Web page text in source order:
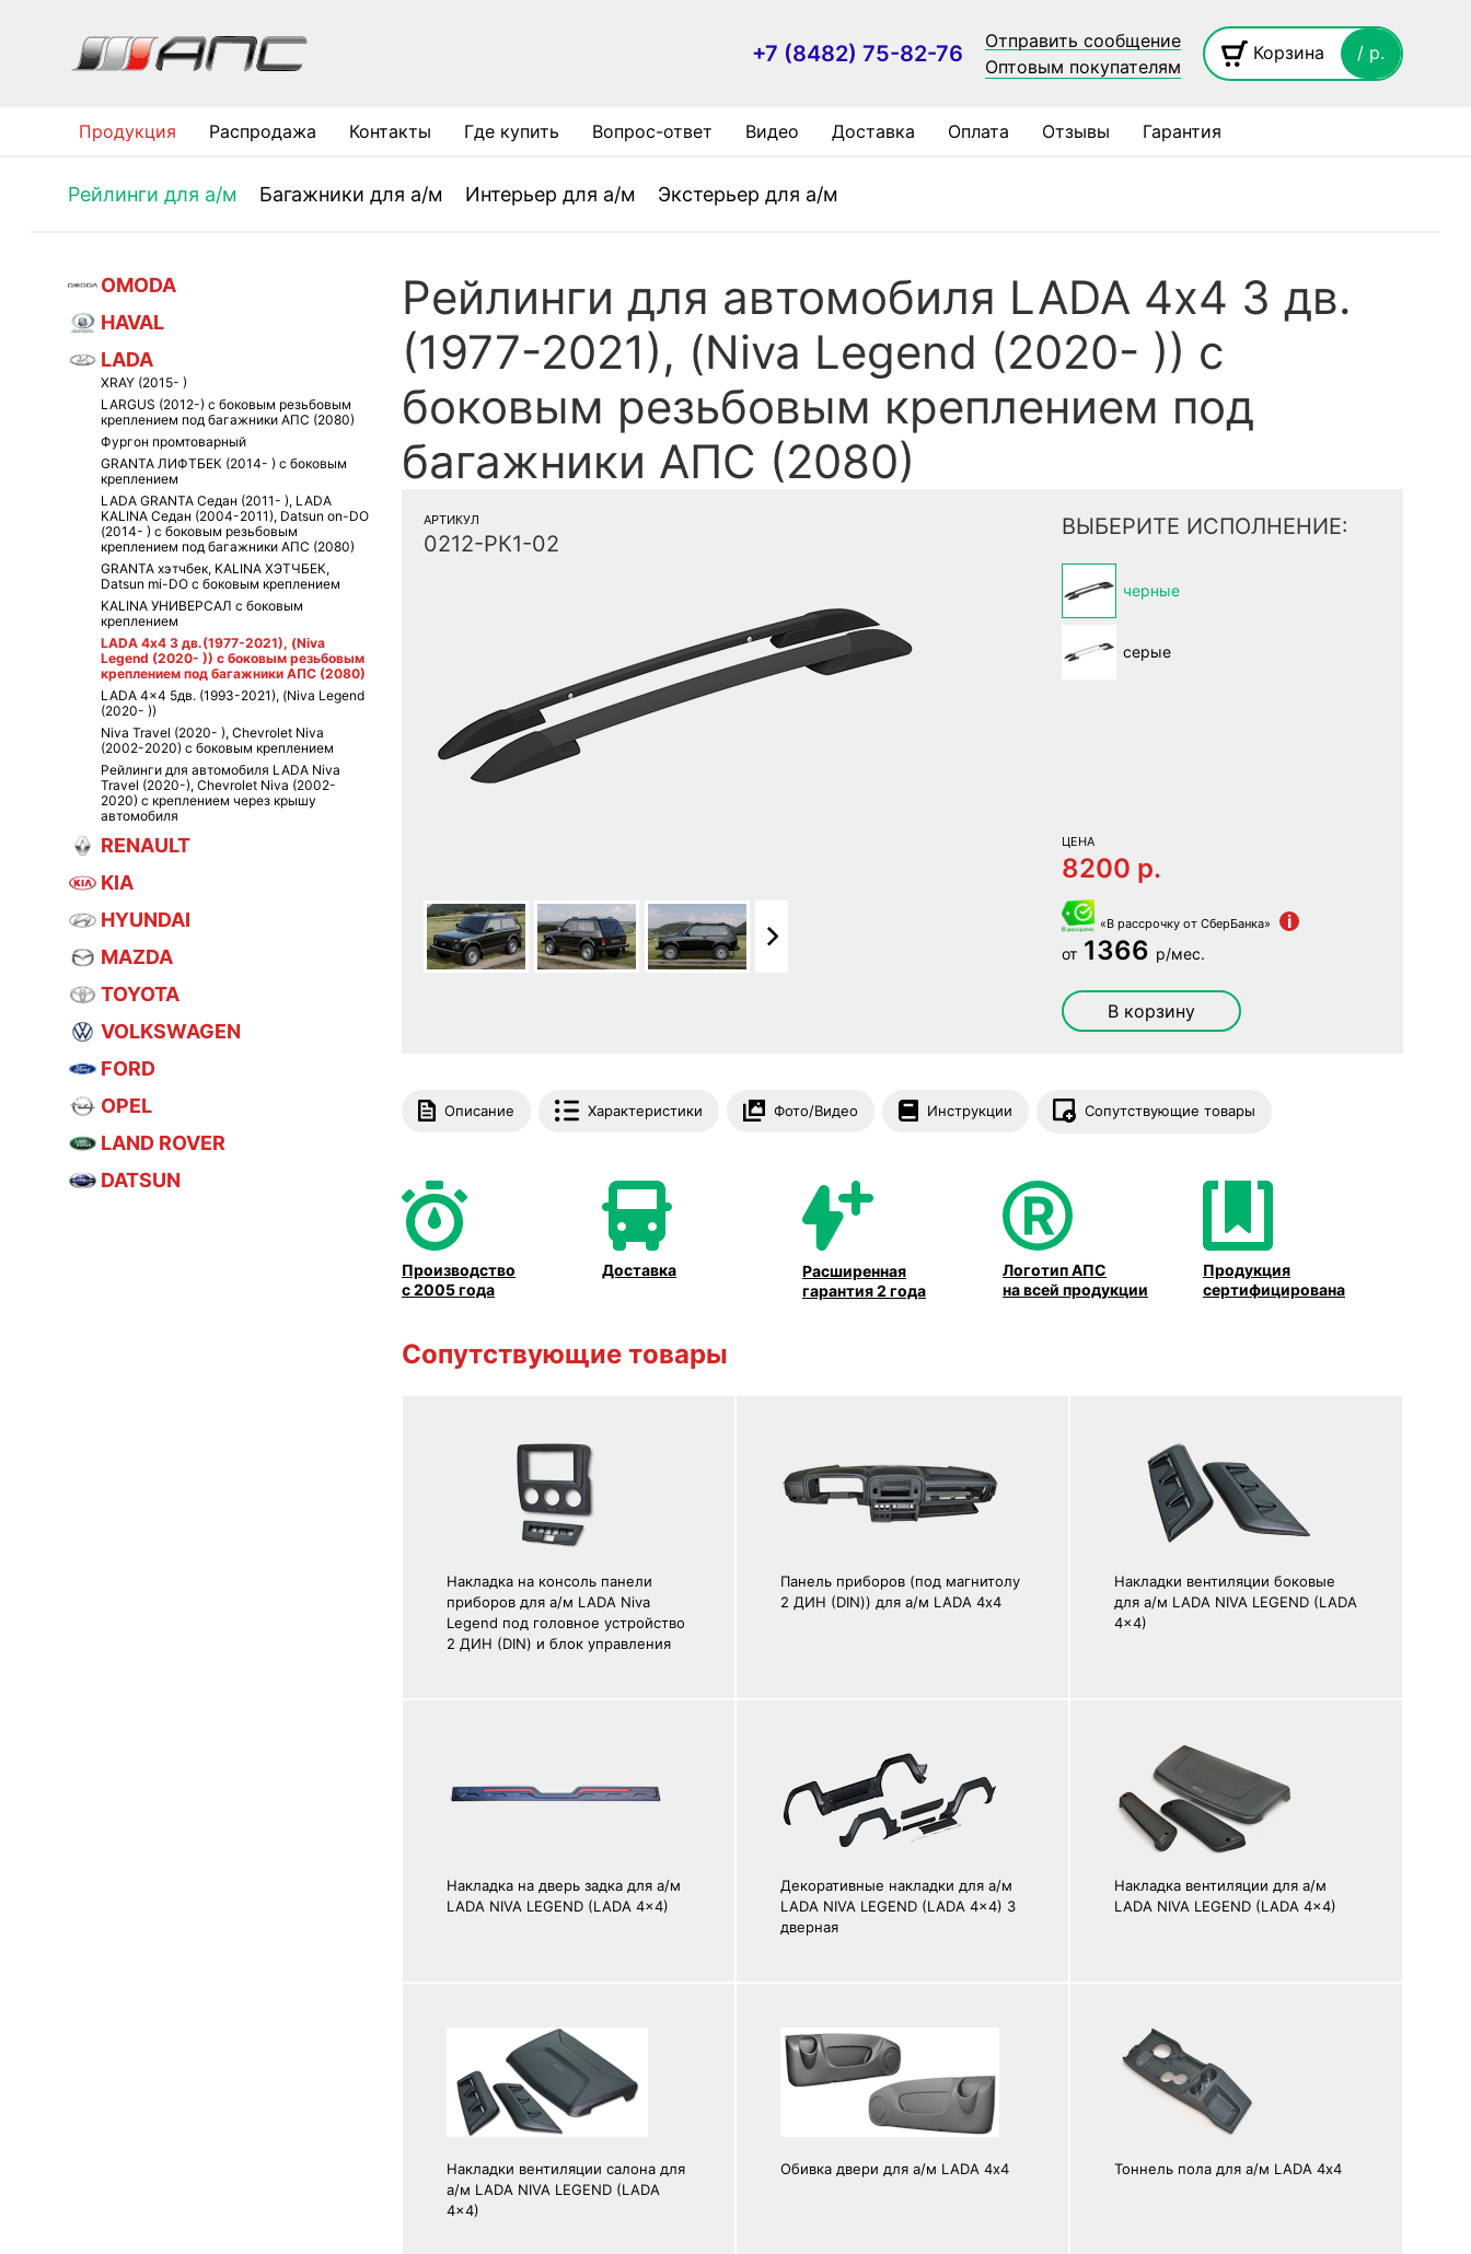
+7 (8482) 75-82-76
Отправить сообщение
Оптовым покупателям
Корзина / p.
Продукция Распродажа Контакты Где купить Вопрос-ответ Видео Доставка Оплата Отзывы Гарантия
Рейлинги для а/м Багажники для а/м Интерьер для а/м Экстерьер для а/м
OMODA
HAVAL
LADA
XRAY (2015- )
LARGUS (2012-) с боковым резьбовым
креплением под багажники АПС (2080)
Фургон промтоварный
GRANTA ЛИФТБЕК (2014- ) с боковым
креплением
LADA GRANTA Седан (2011- ), LADA
KALINA Седан (2004-2011), Datsun on-DO
(2014- ) с боковым резьбовым
креплением под багажники АПС (2080)
GRANTA хэтчбек, KALINA ХЭТЧБЕК,
Datsun mi-DO с боковым креплением
KALINA УНИВЕРСАЛ с боковым
креплением
LADA 4х4 3 дв.(1977-2021), (Niva
Legend (2020- )) с боковым резьбовым
креплением под багажники АПС (2080)
LADA 4x4 5дв. (1993-2021), (Niva Legend
(2020- ))
Niva Travel (2020- ), Chevrolet Niva
(2002-2020) с боковым креплением
Рейлинги для автомобиля LADA Niva
Travel (2020-), Chevrolet Niva (2002-
2020) с креплением через крышу
автомобиля
RENAULT
KIA
HYUNDAI
MAZDA
TOYOTA
VOLKSWAGEN
FORD
OPEL
LAND ROVER
DATSUN
Рейлинги для автомобиля LADA 4х4 3 дв.
(1977-2021), (Niva Legend (2020- )) с
боковым резьбовым креплением под
багажники АПС (2080)
АРТИКУЛ
0212-РК1-02
ВЫБЕРИТЕ ИСПОЛНЕНИЕ:
черные
серые
ЦЕНА
8200 p.
«В рассрочку от СберБанка» i
от 1366 р/мес.
В корзину
Описание Характеристики Фото/Видео Инструкции Сопутствующие товары
Производство
с 2005 года
Доставка
Расширенная
гарантия 2 года
Логотип АПС
на всей продукции
Продукция
сертифицирована
Сопутствующие товары
Накладка на консоль панели
приборов для а/м LADA Niva
Legend под головное устройство
2 ДИН (DIN) и блок управления
Панель приборов (под магнитолу
2 ДИН (DIN)) для а/м LADA 4х4
Накладки вентиляции боковые
для а/м LADA NIVA LEGEND (LADA
4x4)
Накладка на дверь задка для а/м
LADA NIVA LEGEND (LADA 4x4)
Декоративные накладки для а/м
LADA NIVA LEGEND (LADA 4x4) 3
дверная
Накладка вентиляции для а/м
LADA NIVA LEGEND (LADA 4x4)
Накладки вентиляции салона для
а/м LADA NIVA LEGEND (LADA
4x4)
Обивка двери для а/м LADA 4х4 Тоннель пола для а/м LADA 4х4